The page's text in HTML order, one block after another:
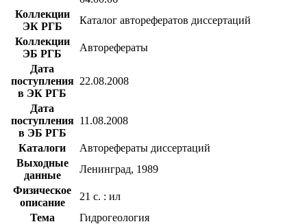
Коллекции
ЭК РГБ
Каталог авторефератов диссертаций
Коллекции
ЭБ РГБ
Авторефераты
Дата
поступления
в ЭК РГБ
22.08.2008
Дата
поступления
в ЭБ РГБ
11.08.2008
Каталоги
Авторефераты диссертаций
Выходные
данные
Ленинград, 1989
Физическое
описание
21 с. : ил
Тема
Гидрогеология